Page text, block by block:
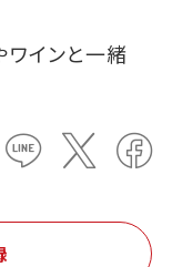
ワインと一緒